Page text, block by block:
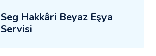
Seg Hakkâri Beyaz Eşya
Servisi